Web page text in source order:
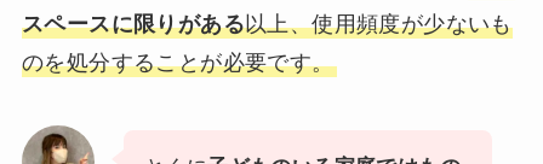
スペースに限りがある以上、使用頻度が少ないも
のを処分することが必要です。